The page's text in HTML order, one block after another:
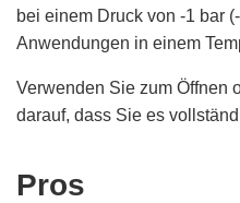
bei einem Druck von -1 bar
Anwendungen in einem
Verwenden Sie zum Öffnen
darauf, dass Sie es
Pros